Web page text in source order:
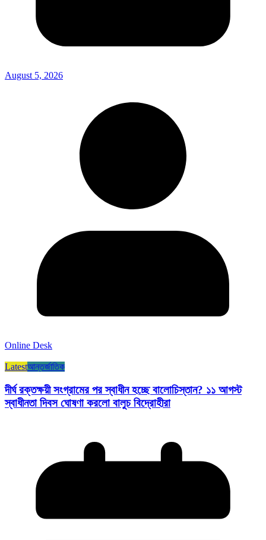
August 5, 2026
Online Desk
Latestআন্তর্জাতিক
দীর্ঘ রক্তক্ষয়ী সংগ্রামের পর স্বাধীন হচ্ছে বালোচিস্তান? ১১ আগস্ট
স্বাধীনতা দিবস ঘোষণা করলো বালুচ বিদ্রোহীরা